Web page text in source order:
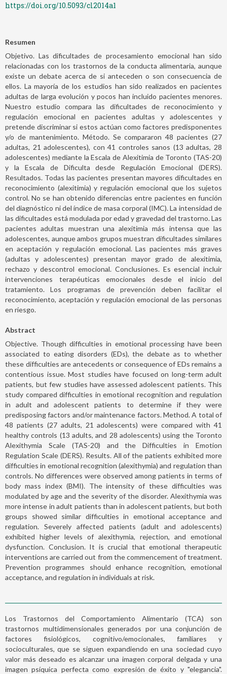
https://doi.org/10.5093/cl2014a1
Resumen
Objetivo. Las dificultades de procesamiento emocional han sido
relacionadas con los trastornos de la conducta alimentaria, aunque
existe un debate acerca de si anteceden o son consecuencia de
ellos. La mayoría de los estudios han sido realizados en pacientes
adultas de larga evolución y pocos han incluido pacientes menores.
Nuestro estudio compara las dificultades de reconocimiento y
regulación emocional en pacientes adultas y adolescentes y
pretende discriminar si estos actúan como factores predisponentes
y/o de mantenimiento. Método. Se compararon 48 pacientes (27
adultas, 21 adolescentes), con 41 controles sanos (13 adultas, 28
adolescentes) mediante la Escala de Alexitimia de Toronto (TAS-20)
y la Escala de Dificulta desde Regulación Emocional (DERS).
Resultados. Todas las pacientes presentan mayores dificultades en
reconocimiento (alexitimia) y regulación emocional que los sujetos
control. No se han obtenido diferencias entre pacientes en función
del diagnóstico ni del índice de masa corporal (IMC). La intensidad de
las dificultades está modulada por edad y gravedad del trastorno. Las
pacientes adultas muestran una alexitimia más intensa que las
adolescentes, aunque ambos grupos muestran dificultades similares
en aceptación y regulación emocional. Las pacientes más graves
(adultas y adolescentes) presentan mayor grado de alexitimia,
rechazo y descontrol emocional. Conclusiones. Es esencial incluir
intervenciones terapéuticas emocionales desde el inicio del
tratamiento. Los programas de prevención deben facilitar el
reconocimiento, aceptación y regulación emocional de las personas
en riesgo.
Abstract
Objective. Though difficulties in emotional processing have been
associated to eating disorders (EDs), the debate as to whether
these difficulties are antecedents or consequence of EDs remains a
contentious issue. Most studies have focused on long-term adult
patients, but few studies have assessed adolescent patients. This
study compared difficulties in emotional recognition and regulation
in adult and adolescent patients to determine if they were
predisposing factors and/or maintenance factors. Method. A total of
48 patients (27 adults, 21 adolescents) were compared with 41
healthy controls (13 adults, and 28 adolescents) using the Toronto
Alexithymia Scale (TAS-20) and the Difficulties in Emotion
Regulation Scale (DERS). Results. All of the patients exhibited more
difficulties in emotional recognition (alexithymia) and regulation than
controls. No differences were observed among patients in terms of
body mass index (BMI). The intensity of these difficulties was
modulated by age and the severity of the disorder. Alexithymia was
more intense in adult patients than in adolescent patients, but both
groups showed similar difficulties in emotional acceptance and
regulation. Severely affected patients (adult and adolescents)
exhibited higher levels of alexithymia, rejection, and emotional
dysfunction. Conclusion. It is crucial that emotional therapeutic
interventions are carried out from the commencement of treatment.
Prevention programmes should enhance recognition, emotional
acceptance, and regulation in individuals at risk.
Los Trastornos del Comportamiento Alimentario (TCA) son
trastornos multidimensionales generados por una conjunción de
factores fisiológicos, cognitivo/emocionales, familiares y
socioculturales, que se siguen expandiendo en una sociedad cuyo
valor más deseado es alcanzar una imagen corporal delgada y una
imagen psíquica perfecta como expresión de éxito y "elegancia".